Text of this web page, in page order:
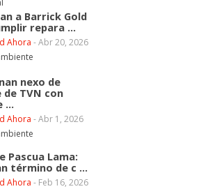
a Barrick Gold
repara ...
Ahora -Abr 20, 2026
nexo de
TVN con
...
Ahora -Abr 1, 2026
Pascua Lama:
término de c ...
Ahora - Feb 16, 2026